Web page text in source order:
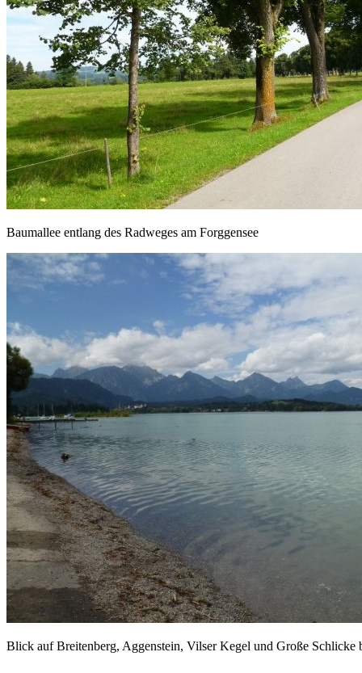
Baumallee entlang des Radweges am Forggensee
Blick auf Breitenberg, Aggenstein, Vilser Kegel und Große Schlicke